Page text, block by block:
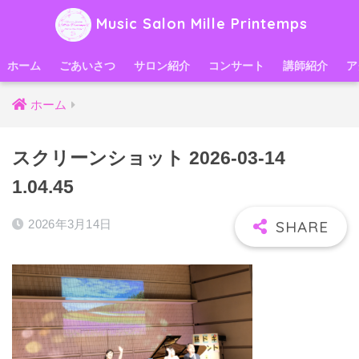
Music Salon Mille Printemps
ホーム ごあいさつ サロン紹介 コンサート 講師紹介
ホーム
スクリーンショット 2026-03-14
1.04.45
2026年3月14日